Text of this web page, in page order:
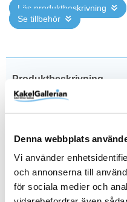
Denna webbplats
Vi använder
och annonserna till
för sociala medier och
Läs produktbeskrivning
Se tillbehör
Produktbeskrivning
Detta är en
Komplettera med
to open funktion till
lådmatta och lådindelning
En liten men viktig detalj.